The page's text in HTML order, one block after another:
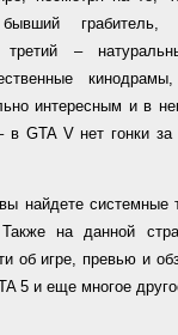
грабитель,
третий –
интересным и в
в GTA V нет гонки
найдете системные
на данной
об игре, превью и
5 и еще многое